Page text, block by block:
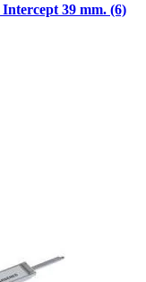
39 mm. (6)